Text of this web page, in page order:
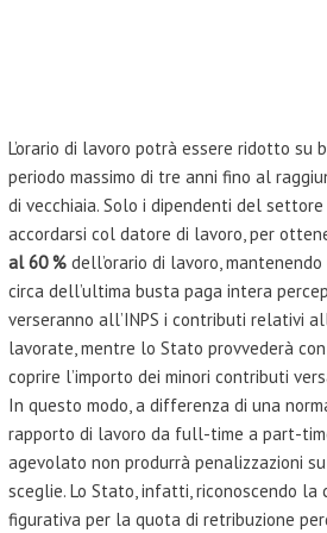
L’orario di lavoro potrà essere ridotto su
periodo massimo di tre anni fino al
di vecchiaia. Solo i dipendenti del
accordarsi col datore di lavoro, per
al 60 %dell’orario di lavoro,
circa dell’ultima busta paga intera
verseranno all’INPS i contributi relativi
lavorate, mentre lo Stato provvederà con
coprire l’importo dei minori contributi
In questo modo, a differenza di una
rapporto di lavoro da full-time a part-
agevolato non produrrà penalizzazioni
sceglie. Lo Stato, infatti, riconoscendo la
figurativa per la quota di retribuzione